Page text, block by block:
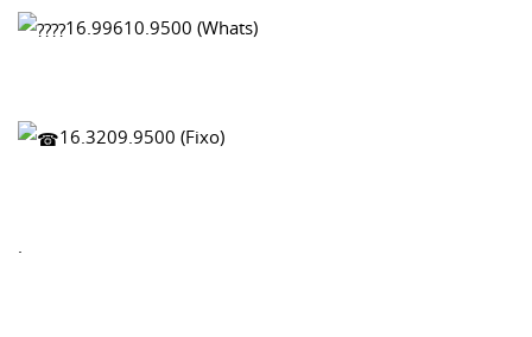
16.99610.9500 (Whats)
16.3209.9500 (Fixo)